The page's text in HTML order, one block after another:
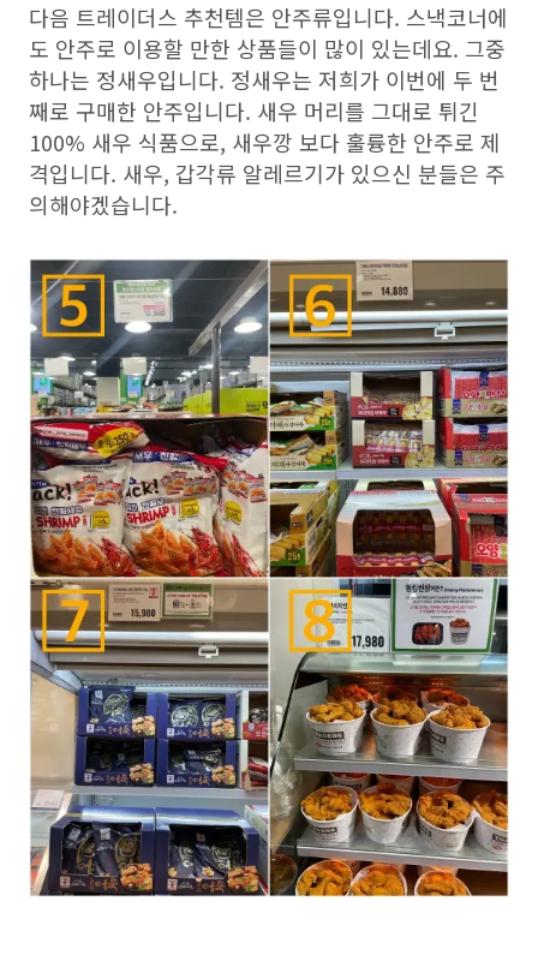
다음 트레이더스 추천템은 안주류입니다. 스낵코너에
도 안주로 이용할 만한 상품들이 많이 있는데요. 그중
하나는 정새우입니다. 정새우는 저희가 이번에 두 번
째로 구매한 안주입니다. 새우 머리를 그대로 튀긴
100% 새우 식품으로, 새우깡 보다 훌륭한 안주로 제
격입니다. 새우, 갑각류 알레르기가 있으신 분들은 주
의해야겠습니다.